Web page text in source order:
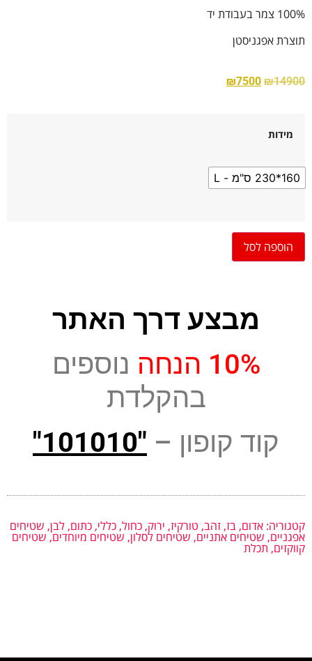
100% צמר בעבודת יד
תוצרת אפגניסטן
₪14900
₪7500
מידות
160*230 ס"מ - L
הוספה לסל
מבצע דרך האתר
10% הנחה
נוספים
בהקלדת
קוד קופון – "101010"
קטגוריה: אדום, בז, זהב, טורקיז, ירוק, כחול, כללי, כתום, לבן, שטיחים
אפגניים, שטיחים אתניים, שטיחים לסלון, שטיחים מיוחדים,שטיחים
קווקזים,תכלת